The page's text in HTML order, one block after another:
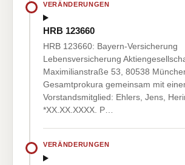
VERÄNDERUNGEN
HRB 123660
HRB 123660: Bayern-Versicherung
Lebensversicherung
Maximilianstraße 53, 80538
Gesamtprokura gemeinsam mit
Vorstandsmitglied: Ehlers, Jens,
*XX.XX.XXXX. P…
VERÄNDERUNGEN